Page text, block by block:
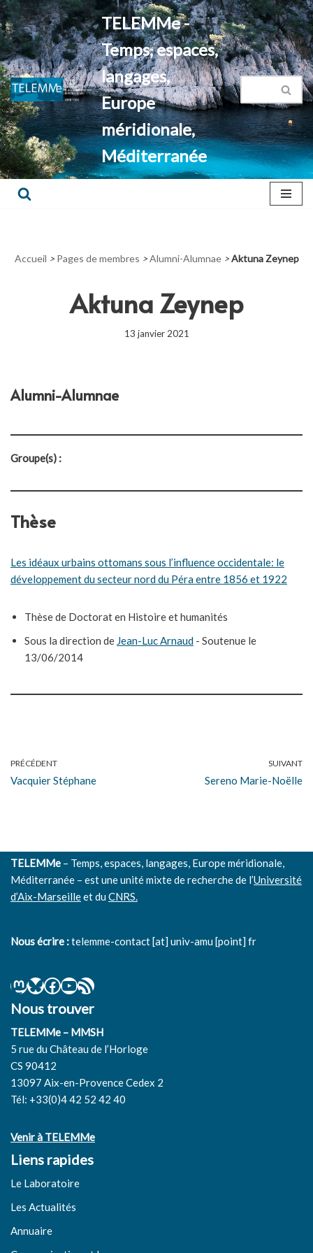
Aller
au
contenu
TELEMMe -
Temps, espaces,
langages,
Europe
méridionale,
Méditerranée
Accueil > Pages de membres > Alumni-Alumnae > Aktuna Zeynep
Aktuna Zeynep
13 janvier 2021
Alumni-Alumnae
Groupe(s) :
Thèse
Les idéaux urbains ottomans sous l’influence occidentale: le
développement du secteur nord du Péra entre 1856 et 1922
Thèse de Doctorat en Histoire et humanités
Sous la direction de Jean-Luc Arnaud - Soutenue le
13/06/2014
PRÉCÉDENT
Vacquier Stéphane
SUIVANT
Sereno Marie-Noëlle
TELEMMe – Temps, espaces, langages, Europe méridionale,
Méditerranée – est une unité mixte de recherche de l’Université
d’Aix-Marseilleet duCNRS.
Nous écrire :telemme-contact [at] univ-amu [point] fr
Nous trouver
TELEMMe – MMSH
5 rue du Château de l’Horloge
CS 90412
13097 Aix-en-Provence Cedex 2
Tél: +33(0)4 42 52 42 40
Venir à TELEMMe
Liens rapides
Le Laboratoire
Les Actualités
Annuaire